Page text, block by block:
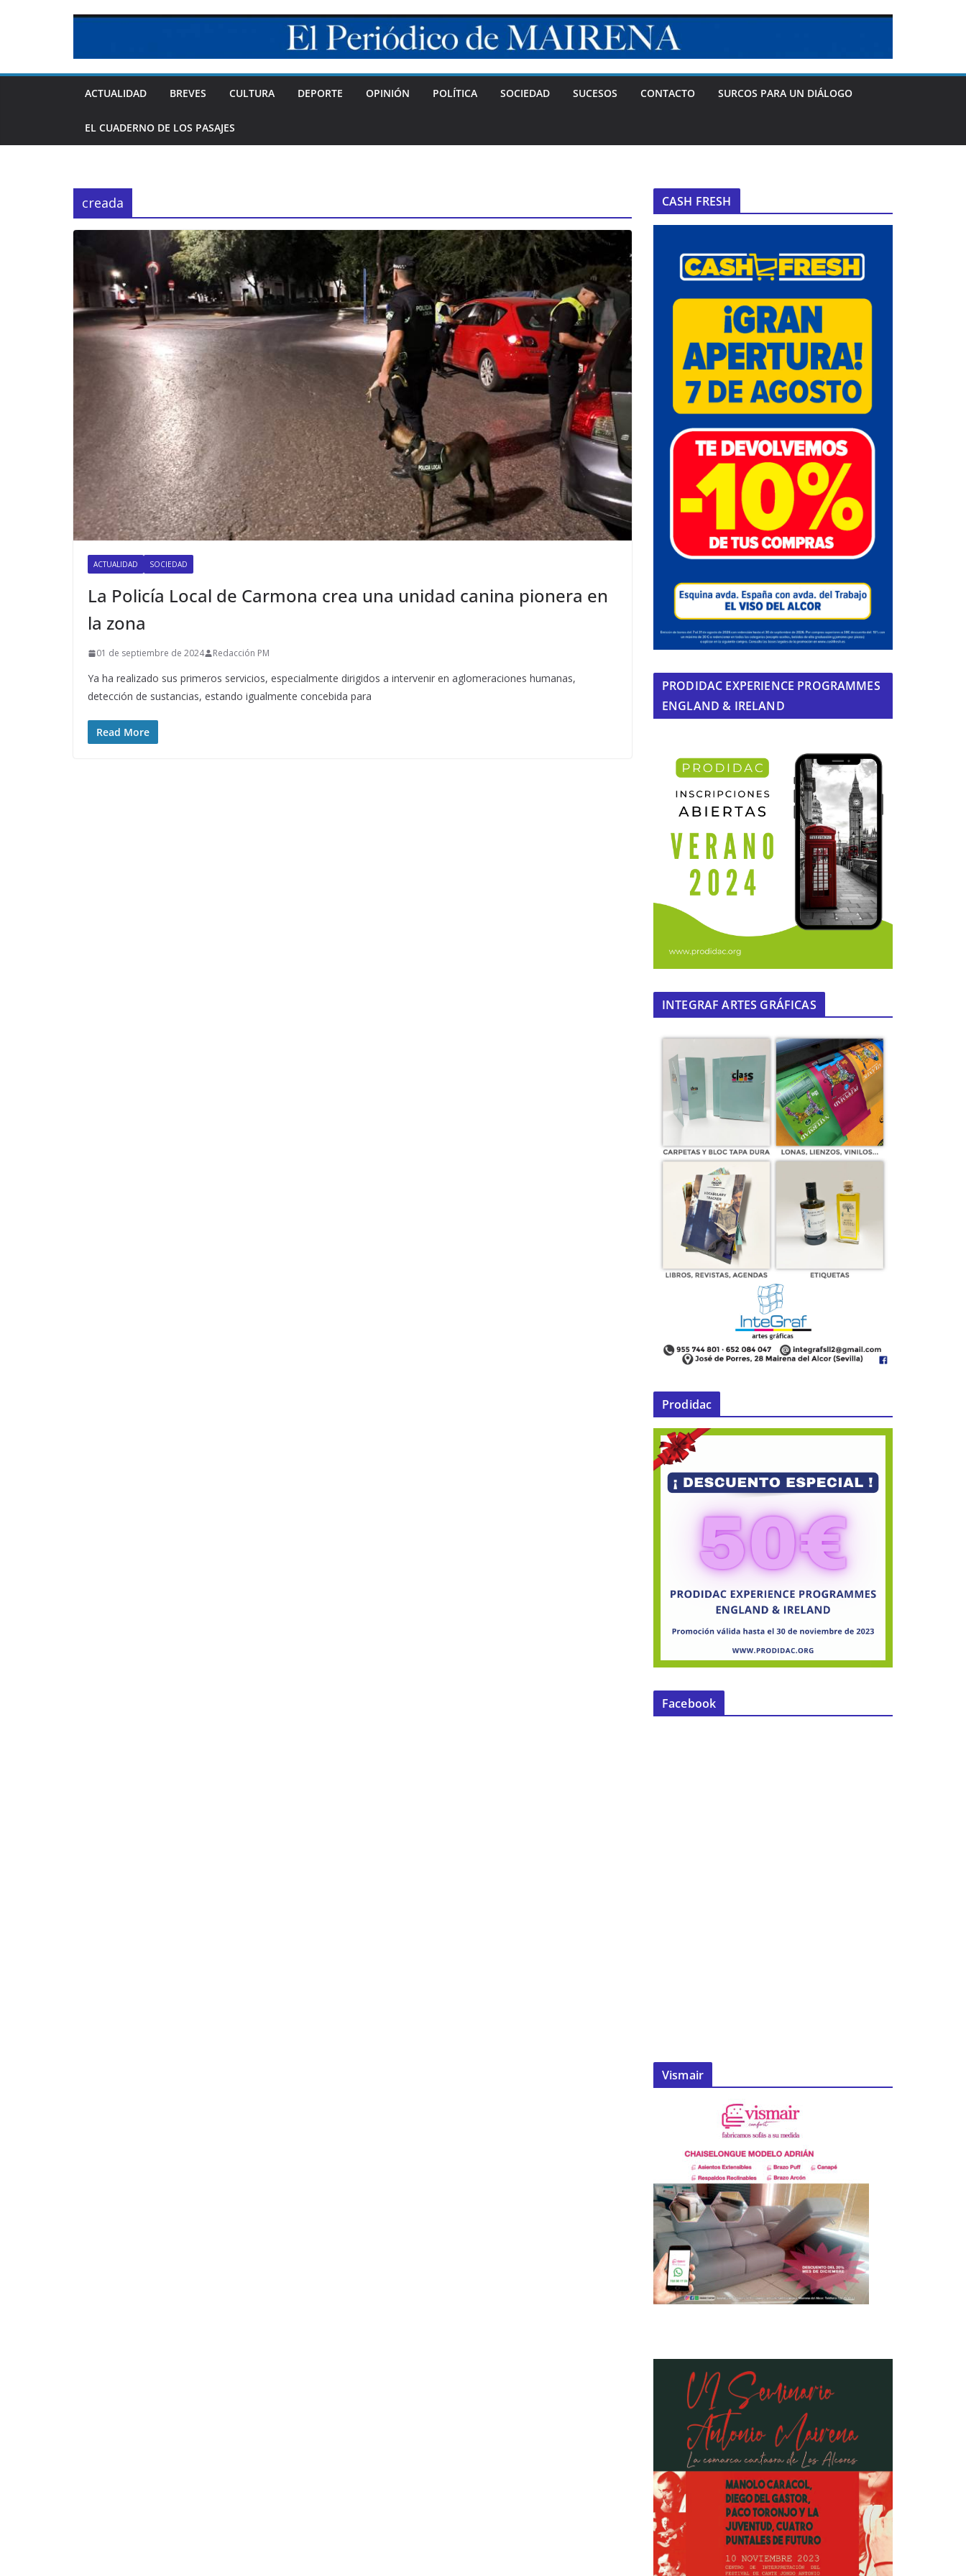
ACTUALIDAD BREVES CULTURA DEPORTE OPINIÓN POLÍTICA SOCIEDAD SUCESOS CONTACTO SURCOS PARA UN DIÁLOGO
EL CUADERNO DE LOS PASAJES
creada
ACTUALIDAD SOCIEDAD
La Policía Local de Carmona crea una unidad canina pionera en
la zona
01 de septiembre de 2024 Redacción PM
Ya ha realizado sus primeros servicios, especialmente dirigidos a intervenir en aglomeraciones humanas,
detección de sustancias, estando igualmente concebida para
Read More
CASH FRESH
PRODIDAC EXPERIENCE PROGRAMMES
ENGLAND & IRELAND
INTEGRAF ARTES GRÁFICAS
Prodidac
Facebook
Vismair